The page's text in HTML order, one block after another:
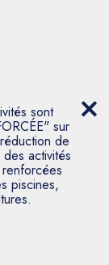
sont
sur
de
activités
piscines,